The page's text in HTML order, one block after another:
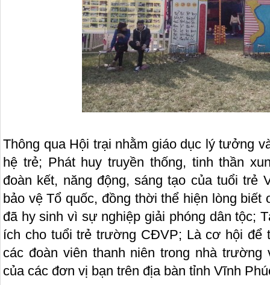
Thông qua Hội trại nhằm giáo dục lý tưởng
hệ trẻ; Phát huy truyền thống, tinh thần
đoàn kết, năng động, sáng tạo của tuổi trẻ
bảo vệ Tổ quốc, đồng thời thể hiện lòng
đã hy sinh vì sự nghiệp giải phóng dân tộc;
ích cho tuổi trẻ trường CĐVP; Là cơ hội để
các đoàn viên thanh niên trong nhà
của các đơn vị bạn trên địa bàn tỉnh Vĩnh